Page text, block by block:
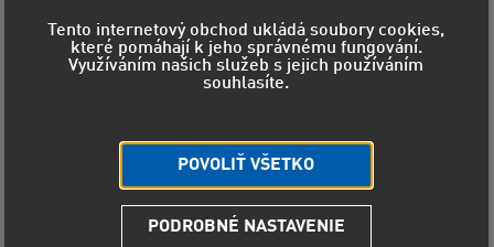
Tento internetový obchod ukládá soubory cookies,
které pomáhají k jeho správnému fungování.
Využíváním našich služeb s jejich používáním
souhlasíte.
POVOLIŤ VŠETKO
PODROBNÉ NASTAVENIE